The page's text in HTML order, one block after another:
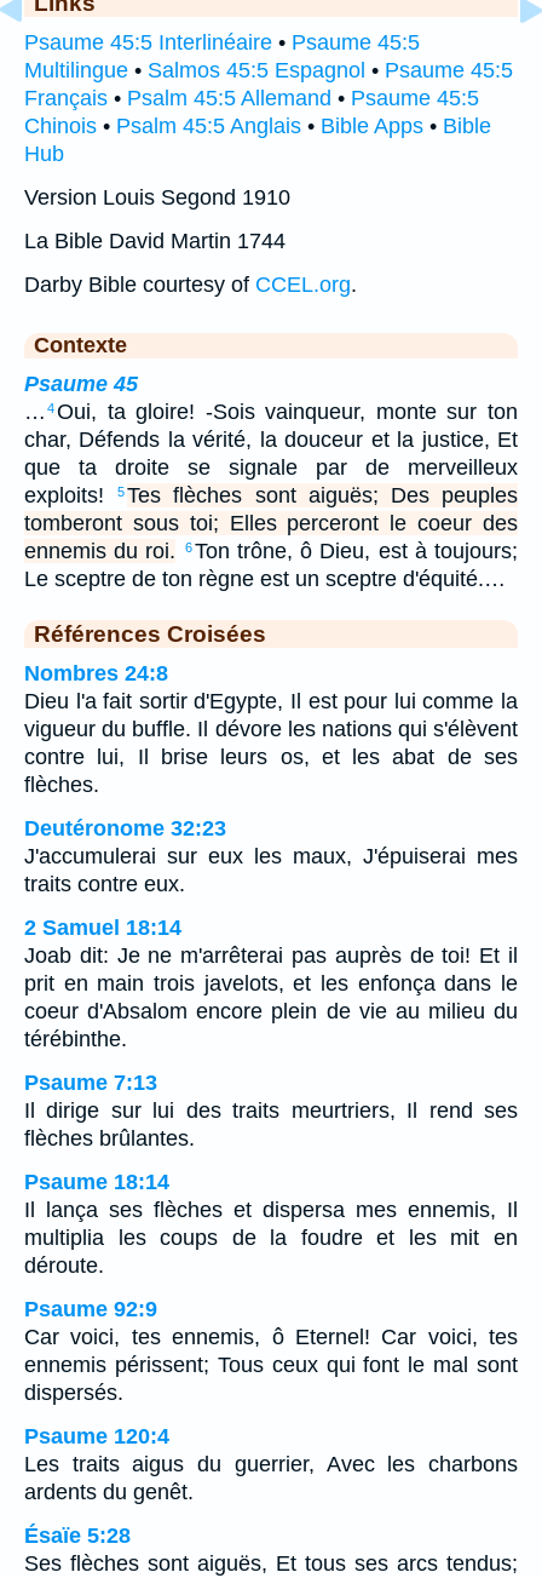
Psaume 45:5 Interlinéaire • Psaume 45:5
Multilingue • Salmos 45:5 Espagnol • Psaume 45:5
Français • Psalm 45:5 Allemand • Psaume 45:5
Chinois • Psalm 45:5 Anglais • Bible Apps • Bible
Hub
Version Louis Segond 1910
La Bible David Martin 1744
Darby Bible courtesy of CCEL.org.
Contexte
Psaume 45
… 4Oui, ta gloire! -Sois vainqueur, monte sur ton
char, Défends la vérité, la douceur et la justice, Et
que ta droite se signale par de merveilleux
exploits!
5Tes flèches sont aiguës; Des peuples
tomberont sous toi; Elles perceront le coeur des
ennemis du roi.
6Ton trône, ô Dieu, est à toujours;
Le sceptre de ton règne est un sceptre d'équité.…
Références Croisées
Nombres 24:8
Dieu l'a fait sortir d'Egypte, Il est pour lui comme la
vigueur du buffle. Il dévore les nations qui s'élèvent
contre lui, Il brise leurs os, et les abat de ses
flèches.
Deutéronome 32:23
J'accumulerai sur eux les maux, J'épuiserai mes
traits contre eux.
2 Samuel 18:14
Joab dit: Je ne m'arrêterai pas auprès de toi! Et il
prit en main trois javelots, et les enfonça dans le
coeur d'Absalom encore plein de vie au milieu du
térébinthe.
Psaume 7:13
Il dirige sur lui des traits meurtriers, Il rend ses
flèches brûlantes.
Psaume 18:14
Il lança ses flèches et dispersa mes ennemis, Il
multiplia les coups de la foudre et les mit en
déroute.
Psaume 92:9
Car voici, tes ennemis, ô Eternel! Car voici, tes
ennemis périssent; Tous ceux qui font le mal sont
dispersés.
Psaume 120:4
Les traits aigus du guerrier, Avec les charbons
ardents du genêt.
Ésaïe 5:28
Ses flèches sont aiguës, Et tous ses arcs tendus;